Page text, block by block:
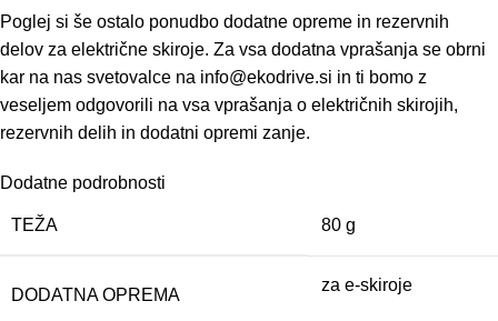
Poglej si še ostalo ponudbo dodatne opreme in rezervnih
delov za električne skiroje. Za vsa dodatna vprašanja se obrni
kar na nas svetovalce na info@ekodrive.si in ti bomo z
veseljem odgovorili na vsa vprašanja o električnih skirojih,
rezervnih delih in dodatni opremi zanje.
Dodatne podrobnosti
TEŽA 80 g
DODATNA OPREMA
za e-skiroje